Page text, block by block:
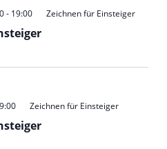
- 19:00 Zeichnen für Einsteiger
Zeichnen für Einsteiger